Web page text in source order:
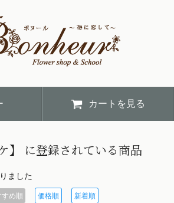
カートを見る
】 に登録されている商品
ました
すめ順 価格順 新着順